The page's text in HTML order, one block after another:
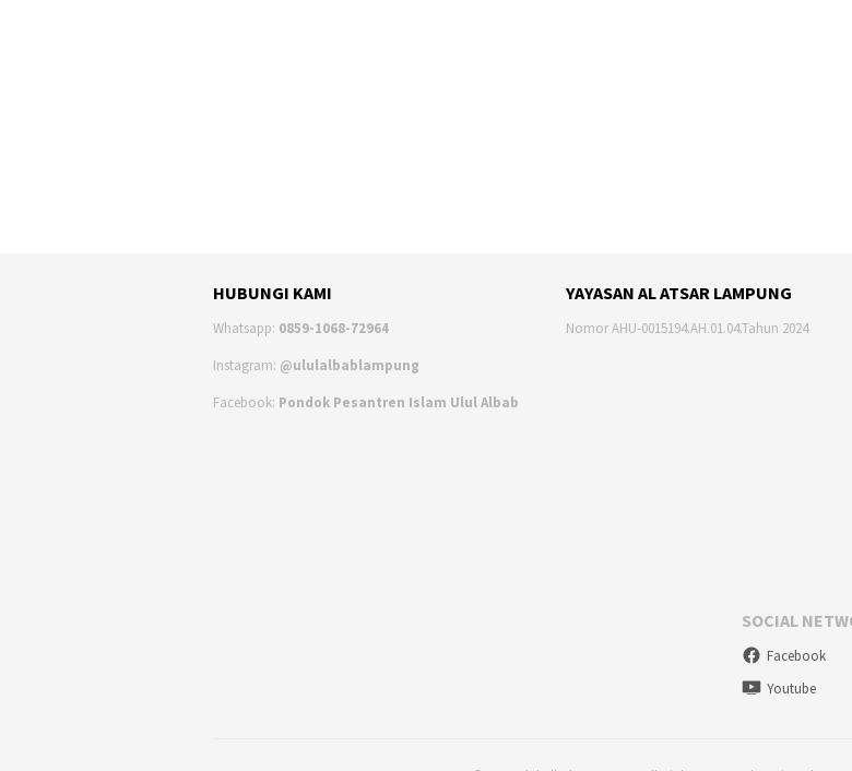
HUBUNGI KAMI
Whatsapp: 0859-1068-72964
Instagram: @ululalbablampung
Facebook: Pondok Pesantren Islam Ulul Albab
YAYASAN AL ATSAR LAMPUNG
Nomor AHU-0015194.AH.01.04.Tahun 2024
SOCIAL
Facebook
Youtube